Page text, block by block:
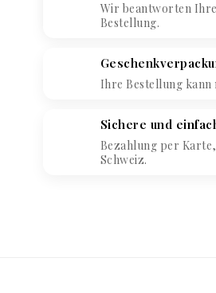
Wir beantworten
Bestellung.
Ihre Bestellung kann
Sichere und
Bezahlung per
Schweiz.